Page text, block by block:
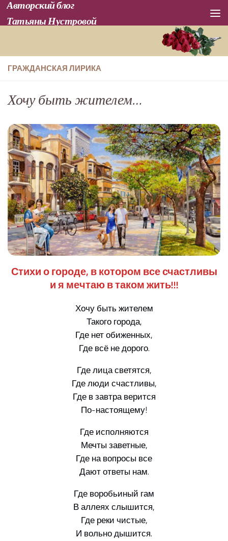
Перейти к содержимому
Авторский блог
Татьяны Нустровой
ГРАЖДАНСКАЯ ЛИРИКА
Хочу быть жителем…
Стихи о городе, в котором все счастливы
и я мечтаю в таком жить!!!
Хочу быть жителем
Такого города,
Где нет обиженных,
Где всё не дорого.
Где лица светятся,
Где люди счастливы,
Где в завтра верится
По-настоящему!
Где исполняются
Мечты заветные,
Где на вопросы все
Дают ответы нам.
Где воробьиный гам
В аллеях слышится,
Где реки чистые,
И вольно дышится.